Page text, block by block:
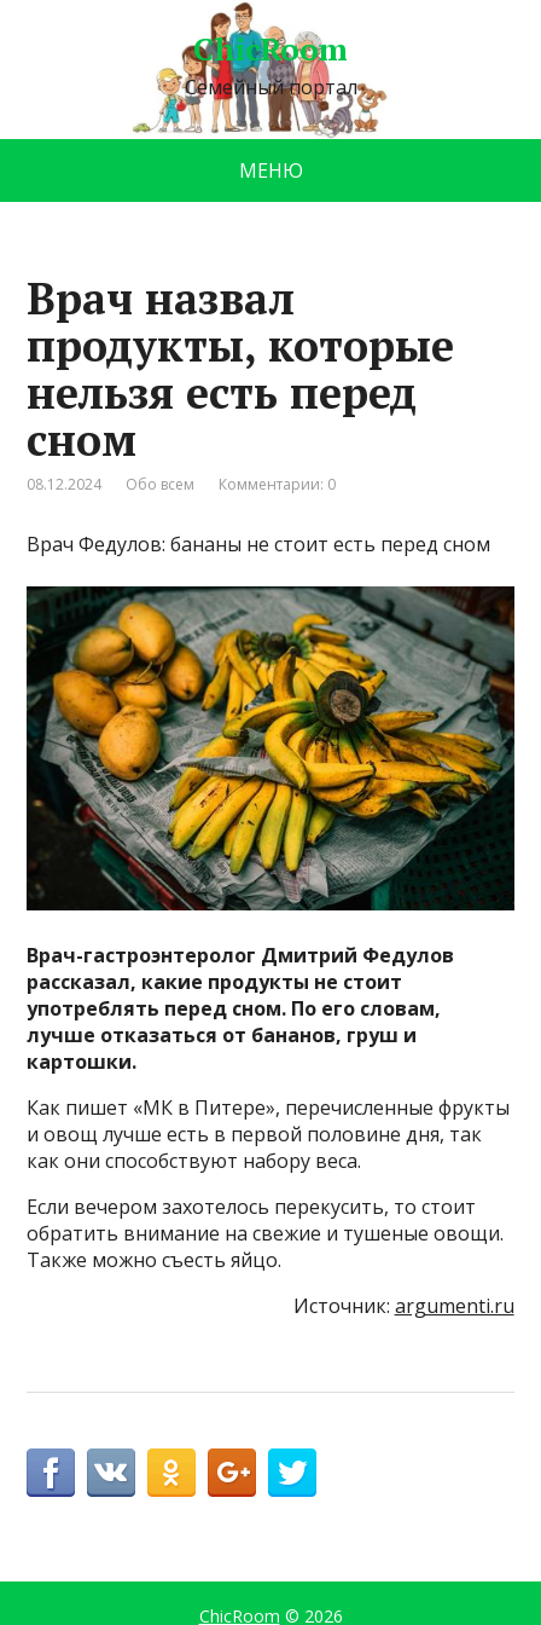
ChicRoom
Семейный портал
МЕНЮ
Врач назвал
продукты, которые
нельзя есть перед
сном
08.12.2024 Обо всем Комментарии: 0
Врач Федулов: бананы не стоит есть перед сном
Врач-гастроэнтеролог Дмитрий Федулов
рассказал, какие продукты не стоит
употреблять перед сном. По его словам,
лучше отказаться от бананов, груш и
картошки.
Как пишет «МК в Питере», перечисленные фрукты
и овощ лучше есть в первой половине дня, так
как они способствуют набору веса.
Если вечером захотелось перекусить, то стоит
обратить внимание на свежие и тушеные овощи.
Также можно съесть яйцо.
Источник: argumenti.ru
ChicRoom © 2026